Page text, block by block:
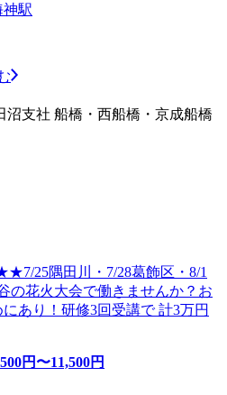
駅
沼支社 船橋・西船橋・京成船橋
25隅田川・7/28葛飾区・8/1
の花火大会で働きませんか？お
あり！研修3回受講で 計3万円
円〜11,500円